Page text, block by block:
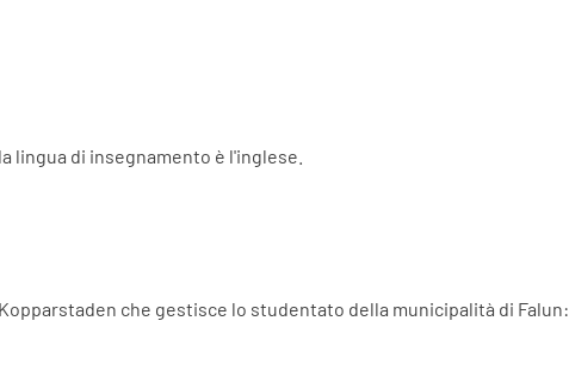
lingua di insegnamento è l'inglese.
che gestisce lo studentato della municipalità di Falun: